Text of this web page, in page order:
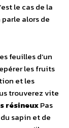
le cas de la
alors de
feuilles d’un
les fruits
et les
trouverez vite
résineuxPas
sapin et de